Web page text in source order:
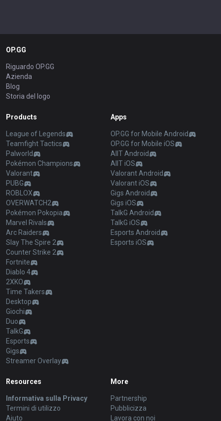
OP.GG
Riguardo OP.GG
Azienda
Blog
Storia del logo
Products
League of Legends
Teamfight Tactics
Palworld
Pokémon Champions
Valorant
PUBG
ROBLOX
OVERWATCH2
Pokémon Pokopia
Marvel Rivals
Arc Raiders
Slay The Spire 2
Counter Strike 2
Fortnite
Diablo 4
2XKO
Time Takers
Desktop
Giochi
Duo
TalkG
Esports
Gigs
Streamer Overlay
Apps
OP.GG for Mobile Android
OP.GG for Mobile iOS
AllT Android
AllT iOS
Valorant Android
Valorant iOS
Gigs Android
Gigs iOS
TalkG Android
TalkG iOS
Esports Android
Esports iOS
Resources
Informativa sulla Privacy
Termini di utilizzo
Aiuto
More
Partnership
Pubblicizza
Lavora con noi